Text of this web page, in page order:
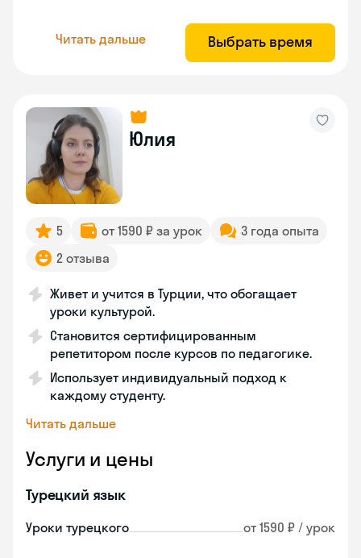
Читать дальше Выбрать время
Юлия
5 от 1590 ₽ за урок
3 года опыта
2 отзыва
Живет и учится в Турции, что обогащает
уроки культурой.
Становится сертифицированным
репетитором после курсов по педагогике.
Использует индивидуальный подход к
каждому студенту.
Читать дальше
Услуги и цены
Турецкий язык
Уроки турецкого от 1590 ₽ / урок